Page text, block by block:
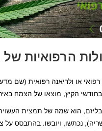
הרפואיות של
הקיץ, מוצאו של הצמח
הוא שמה של תמצית
נכתשו, ויובשו. בהתבסס על